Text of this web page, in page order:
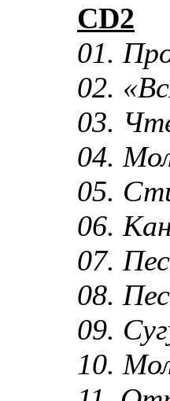
CD2
01.
02.
03.
04.
05.
06.
07.
08.
09.
10.